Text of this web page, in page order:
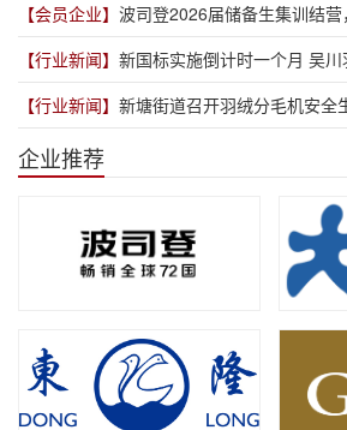
【会员企业】 波司登2026届储备生集训结营
赋能品牌新程
【行业新闻】 新国标实施倒计时一个月 吴川
体“抢跑”新规
【行业新闻】 新塘街道召开羽绒分毛机安全
推进会
企业推荐